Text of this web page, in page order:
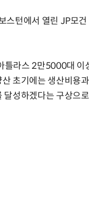
스턴에서 열린 JP모
틀라스 2만5000대
초기에는 생산비용
달성하겠다는 구상으